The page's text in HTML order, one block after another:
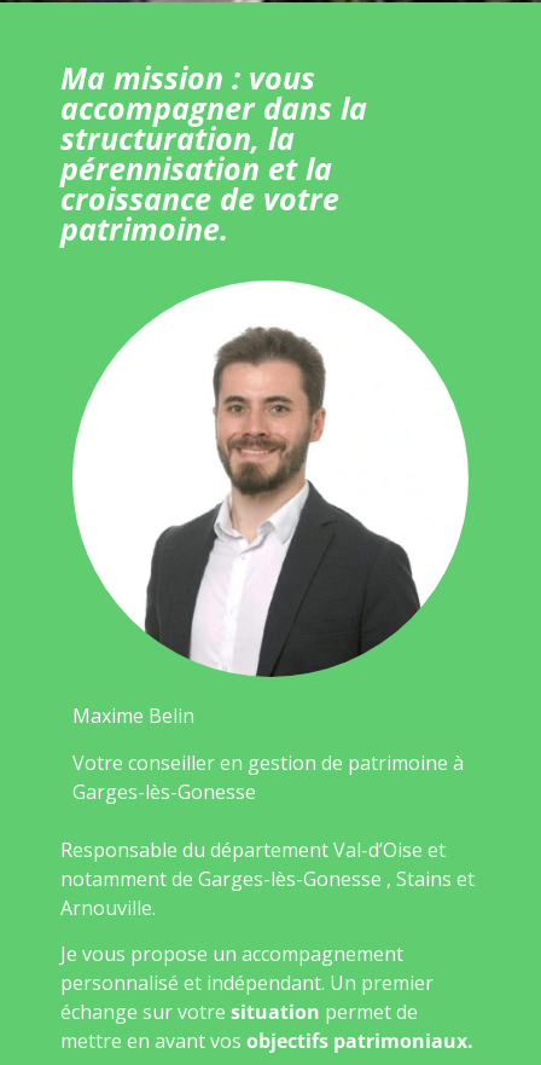
Ma mission : vous
accompagner dans la
structuration, la
pérennisation et la
croissance de votre
patrimoine.
Maxime Belin
Votre conseiller en gestion de patrimoine à
Garges-lès-Gonesse
Responsable du département Val-d’Oise et
notamment de Garges-lès-Gonesse , Stains et
Arnouville.
Je vous propose un accompagnement
personnalisé et indépendant. Un premier
échange sur votre situation permet de
mettre en avant vos objectifs patrimoniaux.